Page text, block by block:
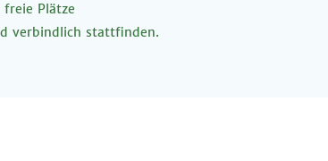
freie Plätze
verbindlich stattfinden.